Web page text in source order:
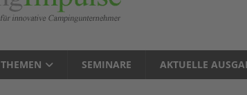
THEMEN SEMINARE AKTUELLE